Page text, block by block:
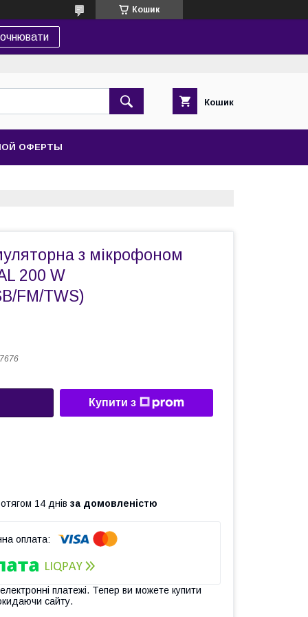
Кошик
Кошик
ОФЕРТЫ
з мікрофоном
200 W
FM/TWS)
Купити з
14 днів за домовленістю
платежі. Тепер ви можете купити
сайту.